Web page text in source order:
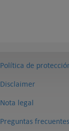
Política de
Disclaimer
Nota legal
Preguntas frecuentes